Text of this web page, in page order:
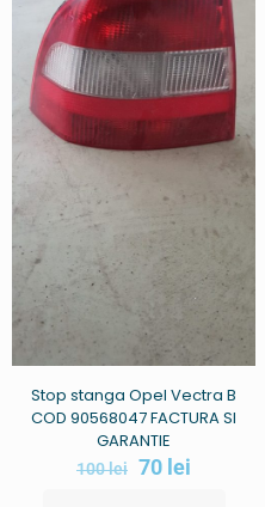
Stop stanga Opel Vectra B
COD 90568047 FACTURA SI
GARANTIE
100lei 70 lei